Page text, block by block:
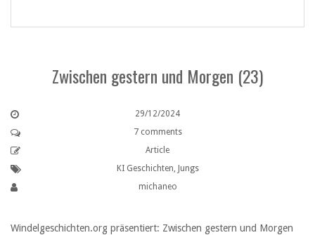
Zwischen gestern und Morgen (23)
29/12/2024
7 comments
Article
KI Geschichten, Jungs
michaneo
Windelgeschichten.org präsentiert: Zwischen gestern und Morgen